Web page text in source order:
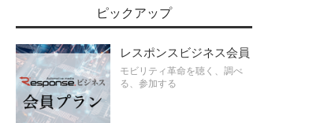
ピックアップ
レスポンスビジネス会員
モビリティ革命を聴く、調べ
る、参加する